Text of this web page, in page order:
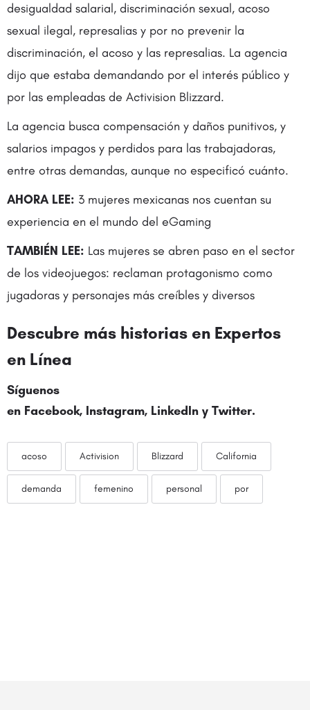
desigualdad salarial, discriminación sexual, acoso
sexual ilegal, represalias y por no prevenir la
discriminación, el acoso y las represalias. La agencia
dijo que estaba demandando por el interés público y
por las empleadas de Activision Blizzard.
La agencia busca compensación y daños punitivos, y
salarios impagos y perdidos para las trabajadoras,
entre otras demandas, aunque no especificó cuánto.
AHORA LEE: 3 mujeres mexicanas nos cuentan su
experiencia en el mundo del eGaming
TAMBIÉN LEE: Las mujeres se abren paso en el sector
de los videojuegos: reclaman protagonismo como
jugadoras y personajes más creíbles y diversos
Descubre más historias en Expertos
en Línea
Síguenos
en Facebook, Instagram, LinkedIn y Twitter.
acoso Activision Blizzard California
demanda femenino personal por